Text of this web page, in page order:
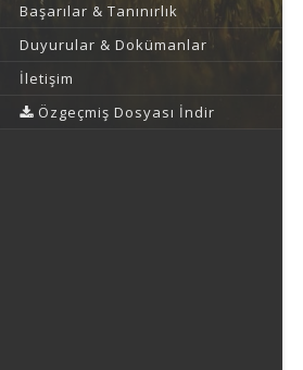
Başarılar & Tanınırlık
Duyurular & Dokümanlar
İletişim
Özgeçmiş Dosyası İndir